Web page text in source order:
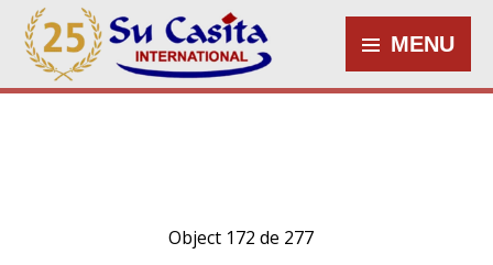
MENU
Object 172 de 277